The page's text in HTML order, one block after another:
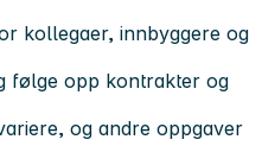
kollegaer, innbyggere og
følge opp kontrakter og
og andre oppgaver